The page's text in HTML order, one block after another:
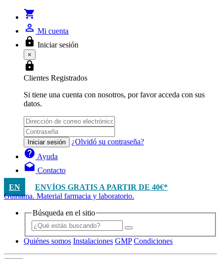
shopping_cart
person_outline Mi cuenta
lock Iniciar sesión
×
lock
Clientes Registrados
Si tiene una cuenta con nosotros, por favor acceda con sus
datos.
Iniciar sesión ¿Olvidó su contraseña?
help Ayuda
drafts Contacto
EN
ENVÍOS GRATIS A PARTIR DE 40€*
Guinama. Material farmacia y laboratorio.
Búsqueda en el sitio
Quiénes somos Instalaciones GMP Condiciones